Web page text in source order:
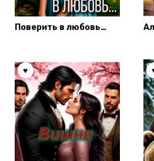
Поверить в любовь…